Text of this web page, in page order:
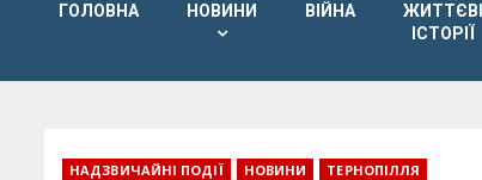
ГОЛОВНА НОВИНИ ВІЙНА
ЖИТТЄВІ
ІСТОРІЇ
НАДЗВИЧАЙНІ ПОДІЇ НОВИНИ ТЕРНОПІЛЛЯ